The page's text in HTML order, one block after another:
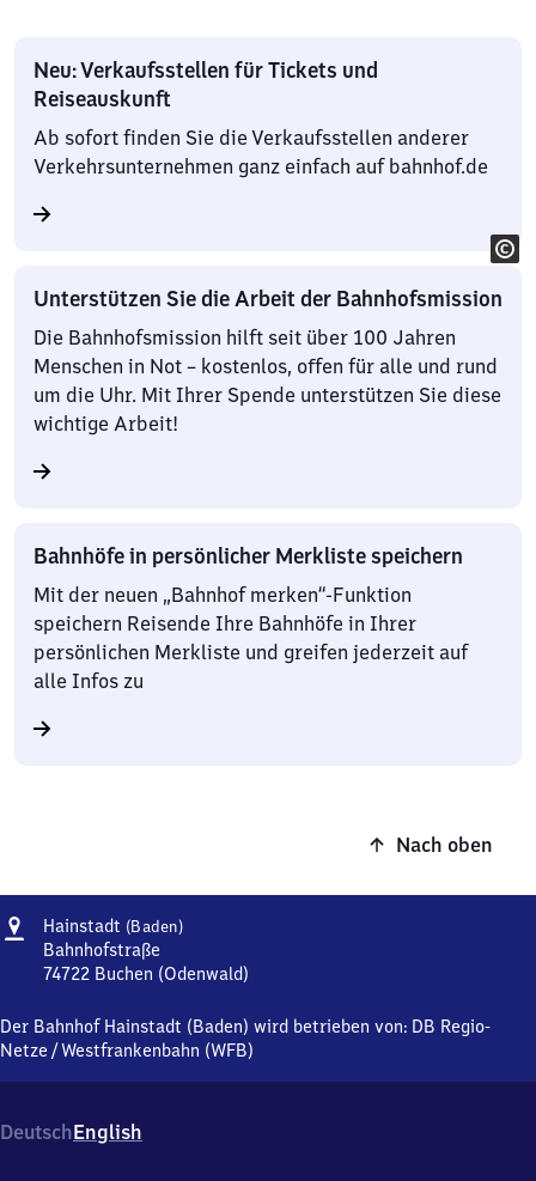
Neu: Verkaufsstellen für Tickets und
Reiseauskunft
Ab sofort finden Sie die Verkaufsstellen anderer
Verkehrsunternehmen ganz einfach auf bahnhof.de
Unterstützen Sie die Arbeit der Bahnhofsmission
Die Bahnhofsmission hilft seit über 100 Jahren
Menschen in Not – kostenlos, offen für alle und rund
um die Uhr. Mit Ihrer Spende unterstützen Sie diese
wichtige Arbeit!
Bahnhöfe in persönlicher Merkliste speichern
Mit der neuen „Bahnhof merken“-Funktion
speichern Reisende Ihre Bahnhöfe in Ihrer
persönlichen Merkliste und greifen jederzeit auf
alle Infos zu
Nach oben
Adresse
Hainstadt (Baden)Hainstadt
Bahnhofstraße
74722 Buchen (Odenwald)
(Baden),
Bahnhofstraße,
2
Der Bahnhof Hainstadt (Baden) wird betrieben von: DB Regio-
Netze /Westfrankenbahn (WFB)
DeutschEnglish